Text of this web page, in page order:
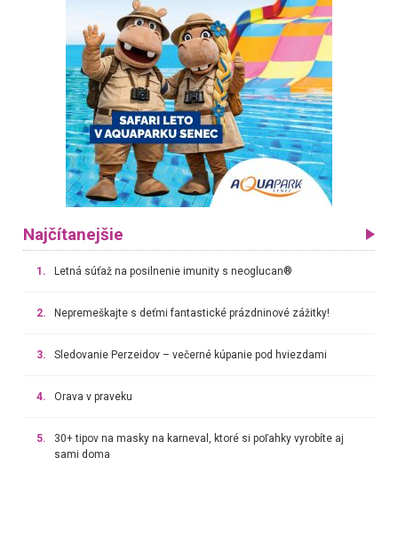
Najčítanejšie
1. Letná súťaž na posilnenie imunity s neoglucan®
2. Nepremeškajte s deťmi fantastické prázdninové zážitky!
3. Sledovanie Perzeidov – večerné kúpanie pod hviezdami
4. Orava v praveku
5.
30+ tipov na masky na karneval, ktoré si poľahky vyrobíte aj
sami doma